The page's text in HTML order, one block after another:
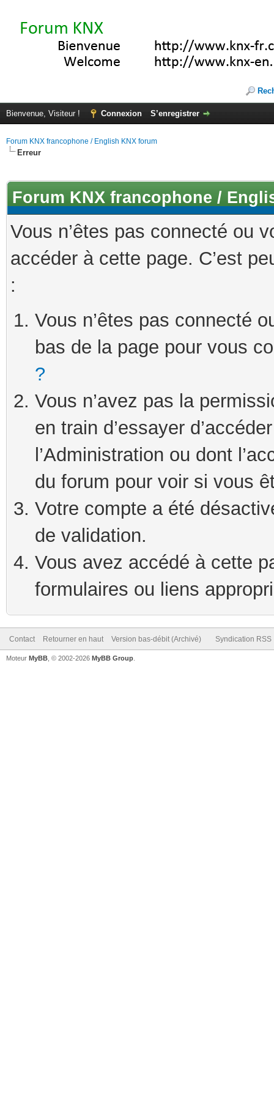
Bienvenue, Visiteur ! Connexion S’enregistrer
Forum KNX francophone / English KNX forum
Erreur
Forum KNX francophone /
Vous n’êtes pas connecté ou
accéder à cette page. C’est
:
Vous n’êtes pas connecté
bas de la page pour vous
?
Vous n’avez pas la
en train d’essayer
l’Administration ou dont
du forum pour voir si vous
Votre compte a été
de validation.
Vous avez accédé à cette
formulaires ou liens
Contact Retourner en haut Version bas-débit (Archivé) Syndication RSS
Moteur MyBB , © 2002-2026 MyBB Group